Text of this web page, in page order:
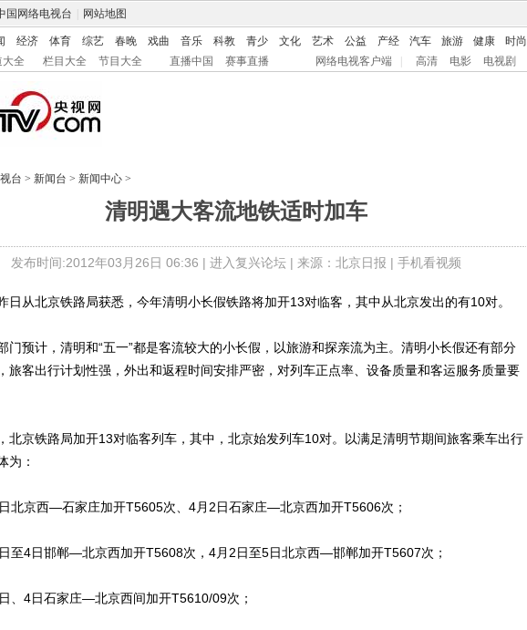
国网络电视台 网站地图
经济 体育 综艺 春晚 戏曲 音乐 科教 青少 文化 艺术 公益 产经 汽车 旅游 健康 时尚
大全 栏目大全 节目大全 直播中国 赛事直播 网络电视客户端 高清 电影 电视剧
台 > 新闻台 > 新闻中心 >
清明遇大客流地铁适时加车
发布时间:2012年03月26日 06:36 | 进入复兴论坛| 来源：北京日报 | 手机看视频
从北京铁路局获悉，今年清明小长假铁路将加开13对临客，其中从北京发出的有10对。
预计，清明和“五一”都是客流较大的小长假，以旅游和探亲流为主。清明小长假还有部分
旅客出行计划性强，外出和返程时间安排严密，对列车正点率、设备质量和客运服务质量要
京铁路局加开13对临客列车，其中，北京始发列车10对。以满足清明节期间旅客乘车出行
为：
京西―石家庄加开T5605次、4月2日石家庄―北京西加开T5606次；
4日邯郸―北京西加开T5608次，4月2日至5日北京西―邯郸加开T5607次；
4日石家庄―北京西间加开T5610/09次；